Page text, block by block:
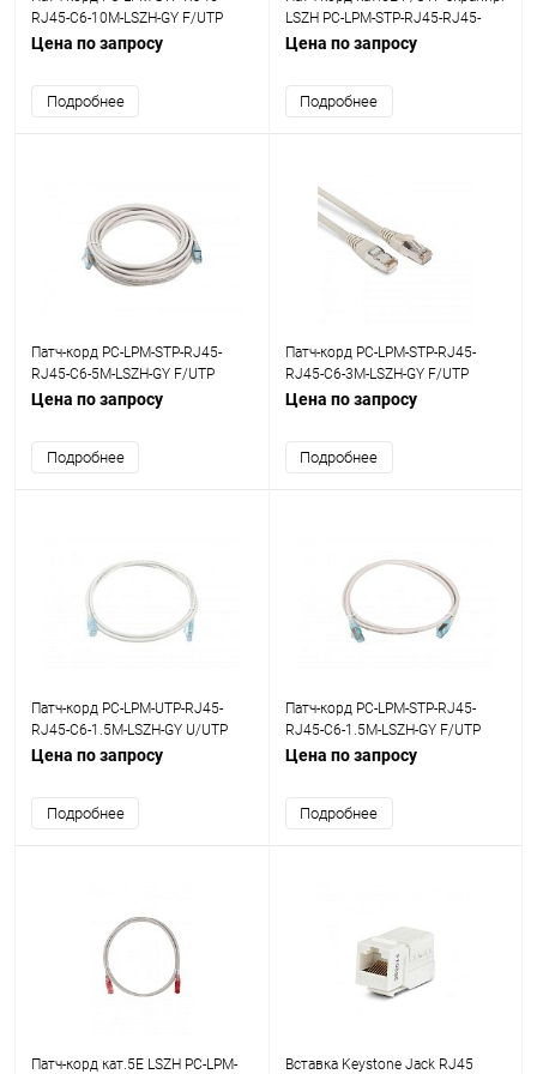
RJ45-C6-10M-LSZH-GY F/UTP
экран. кат.6 LSZH 10м сер.
Цена по запросу
Подробнее
LSZH PC-LPM-STP-RJ45-RJ45-
C5e-5M-LSZH-GY 5м сер.
Цена по запросу
Подробнее
Патч-корд PC-LPM-STP-RJ45-
RJ45-C6-5M-LSZH-GY F/UTP
экран. кат.6 LSZH 5м сер.
Цена по запросу
Подробнее
Патч-корд PC-LPM-STP-RJ45-
RJ45-C6-3M-LSZH-GY F/UTP
экран. кат.6 LSZH 3м сер.
Цена по запросу
Подробнее
Патч-корд PC-LPM-UTP-RJ45-
RJ45-C6-1.5M-LSZH-GY U/UTP
кат.6 LSZH 1.5м сер. Hyperline
Цена по запросу
Подробнее
Патч-корд PC-LPM-STP-RJ45-
RJ45-C6-1.5M-LSZH-GY F/UTP
экранир. кат.6 LSZH 1.5м сер.
Цена по запросу
Подробнее
Патч-корд кат.5E LSZH PC-LPM- Вставка Keystone Jack RJ45